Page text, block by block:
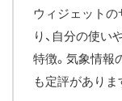
ウィジェット
り、自分の使
特徴。気象情報
も定評がありま